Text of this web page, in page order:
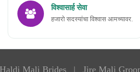
विश्वासार्ह सेवा
हजारो सदस्यांचा विश्वास आमच्यावर.
Haldi Mali Brides | Jire Mali